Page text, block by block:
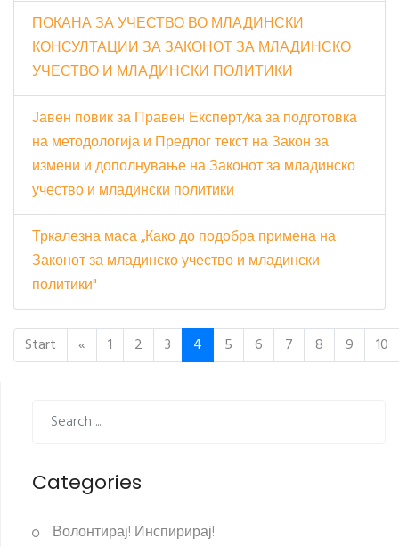
ПОКАНА ЗА УЧЕСТВО ВО МЛАДИНСКИ
КОНСУЛТАЦИИ ЗА ЗАКОНОТ ЗА МЛАДИНСКО
УЧЕСТВО И МЛАДИНСКИ ПОЛИТИКИ
Јавен повик за Правен Експерт/ка за подготовка
на методологија и Предлог текст на Закон за
измени и дополнување на Законот за младинско
учество и младински политики
Тркалезна маса „Како до подобра примена на
Законот за младинско учество и младински
политики"
Start « 1 2 3 4 5 6 7 8 9 10
Categories
Волонтирај! Инспирирај!